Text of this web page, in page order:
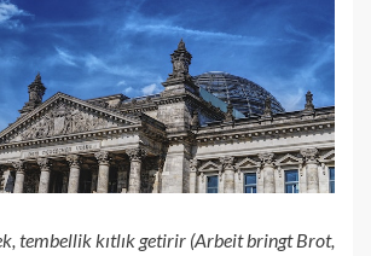
tembellik kıtlık getirir (Arbeit bringt Brot,